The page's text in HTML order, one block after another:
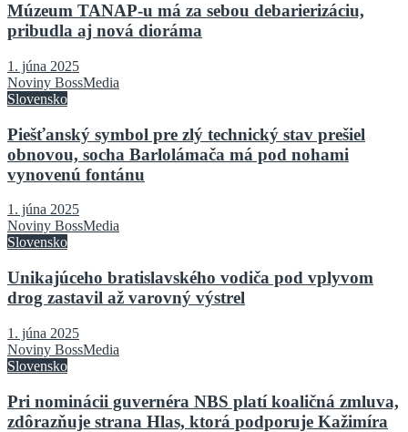
Múzeum TANAP-u má za sebou debarierizáciu,
pribudla aj nová dioráma
1. júna 2025
Noviny BossMedia
Slovensko
Piešťanský symbol pre zlý technický stav prešiel
obnovou, socha Barlolámača má pod nohami
vynovenú fontánu
1. júna 2025
Noviny BossMedia
Slovensko
Unikajúceho bratislavského vodiča pod vplyvom
drog zastavil až varovný výstrel
1. júna 2025
Noviny BossMedia
Slovensko
Pri nominácii guvernéra NBS platí koaličná zmluva,
zdôrazňuje strana Hlas, ktorá podporuje Kažimíra